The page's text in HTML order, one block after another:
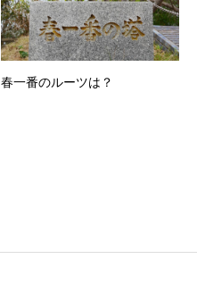
春一番のルーツは？